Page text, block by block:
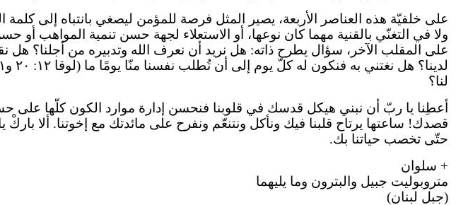
على خلفيّة هذه العناصر الأربعة، يصير المثل فرصة للمؤمن ليصغي بانتباه إلى
ولا في التغنّي بالقنية مهما كان نوعها، أو الاستعلاء لجهة حسن تنمية المواهب
على المقلب الآخر، سؤال يطرح ذاته: هل نريد أن نعرف الله وتدبيره من أجلنا؟ هل
لنا؟
أعطِنا يا ربّ أن نبني هيكل قدسك في قلوبنا فنحسن إدارة موارد الكون كلّها
قصدك! ساعتها يرتاح قلبنا فيك ونأكل ونتنعّم ونفرح على مائدتك مع إخوتنا. ألا باركْ
حتّى تخصب حياتنا بك.
+ سلوان
متروبوليت جبيل والبترون وما يليهما
(جبل لبنان)